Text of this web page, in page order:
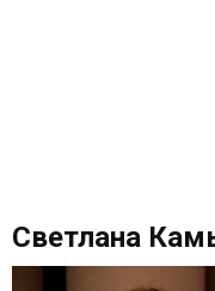
Светлана